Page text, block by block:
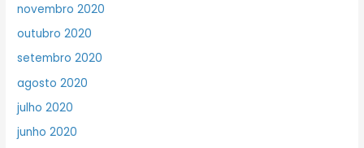
novembro 2020
outubro 2020
setembro 2020
agosto 2020
julho 2020
junho 2020